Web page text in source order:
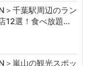
＞千葉駅周辺のラン
12選！食べ放題…
＞嵐山の観光スポッ